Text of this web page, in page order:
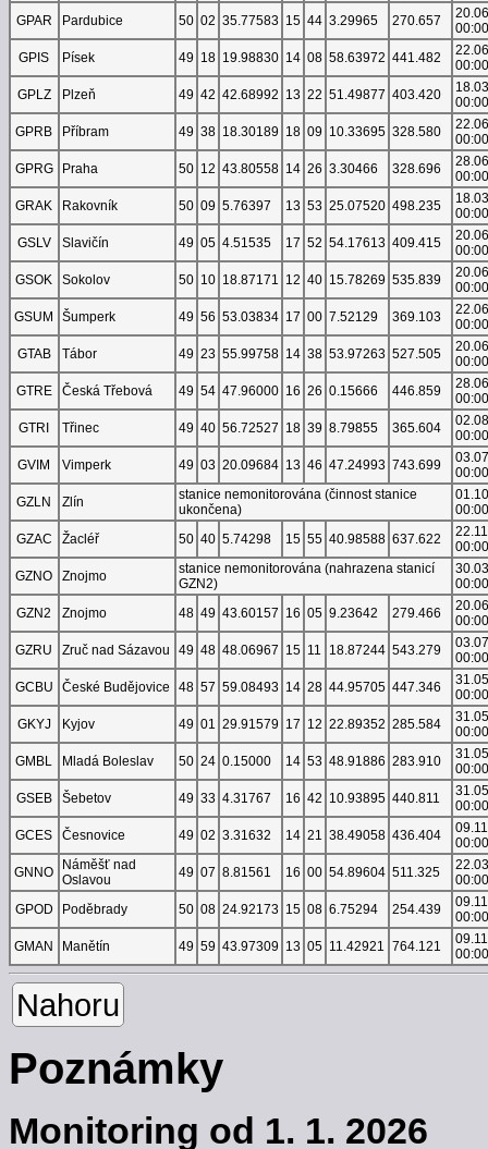
GPAR
Pardubice 50 02 35.77583 15 44 3.29965 270.657
00:00
GPIS
Písek 49 18 19.98830 14 08 58.63972 441.482
00:00
GPLZ
Plzeň 49 42 42.68992 13 22 51.49877 403.420
00:00
GPRB
Příbram 49 38 18.30189 18 09 10.33695 328.580
00:00
GPRG
Praha 50 12 43.80558 14 26 3.30466 328.696
00:00
GRAK
Rakovník 50 09 5.76397 13 53 25.07520 498.235
00:00
GSLV
Slavičín 49 05 4.51535 17 52 54.17613 409.415
00:00
GSOK
Sokolov 50 10 18.87171 12 40 15.78269 535.839
00:00
GSUM
Šumperk 49 56 53.03834 17 00 7.52129 369.103
00:00
GTAB
Tábor 49 23 55.99758 14 38 53.97263 527.505
00:00
GTRE
Česká Třebová 49 54 47.96000 16 26 0.15666 446.859
00:00
GTRI
Třinec 49 40 56.72527 18 39 8.79855 365.604
00:00
GVIM
Vimperk 49 03 20.09684 13 46 47.24993 743.699
00:00
GZLN
Zlín
stanice nemonitorována (činnost stanice
ukončena)
00:00
GZAC
Žacléř 50 40 5.74298 15 55 40.98588 637.622
00:00
GZNO
Znojmo
stanice nemonitorována (nahrazena stanicí
GZN2)
00:00
GZN2
Znojmo 48 49 43.60157 16 05 9.23642 279.466
00:00
GZRU
Zruč nad Sázavou 49 48 48.06967 15 11 18.87244 543.279
00:00
GCBU
České Budějovice 48 57 59.08493 14 28 44.95705 447.346
00:00
GKYJ
Kyjov 49 01 29.91579 17 12 22.89352 285.584
00:00
GMBL
Mladá Boleslav 50 24 0.15000 14 53 48.91886 283.910
00:00
GSEB
Šebetov 49 33 4.31767 16 42 10.93895 440.811
00:00
GCES
Česnovice 49 02 3.31632 14 21 38.49058 436.404
00:00
GNNO
Náměšť nad
Oslavou
49 07 8.81561 16 00 54.89604 511.325
00:00
GPOD
Poděbrady 50 08 24.92173 15 08 6.75294 254.439
00:00
GMAN
Manětín 49 59 43.97309 13 05 11.42921 764.121
00:00
Nahoru
Poznámky
Monitoring od 1. 1. 2026